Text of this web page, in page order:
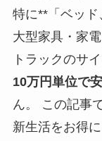
特に**「ベッ
大型家具・家
トラックのサ
10万円単位で
ん。 この記事
新生活をお得